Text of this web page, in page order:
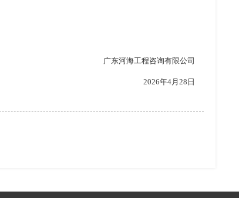
广东河海工程咨询有限公司
2026年4月 28 日